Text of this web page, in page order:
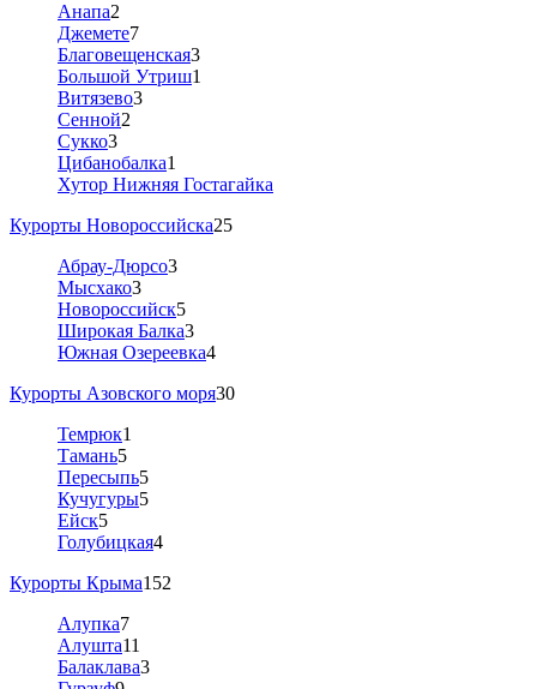
Анапа2
Джемете7
Благовещенская3
Большой Утриш1
Витязево3
Сенной2
Сукко3
Цибанобалка1
Хутор Нижняя Гостагайка
Курорты Новороссийска25
Абрау-Дюрсо3
Мысхако3
Новороссийск5
Широкая Балка3
Южная Озереевка4
Курорты Азовского моря30
Темрюк1
Тамань5
Пересыпь5
Кучугуры5
Ейск5
Голубицкая4
Курорты Крыма152
Алупка7
Алушта11
Балаклава3